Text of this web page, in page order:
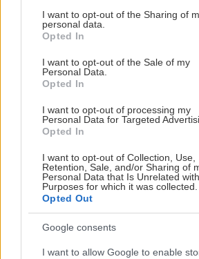
not limited to your visit or usage
grant or deny consent to Google and its
use your data for below specified
consent section.
I want to opt-out of the Sharing of
personal data.
Opted In
I want to opt-out of the Sale of my
Personal Data.
Opted In
I want to opt-out of processing my
Personal Data for Targeted
Opted In
I want to opt-out of Collection, Use,
Retention, Sale, and/or Sharing of
Personal Data that Is Unrelated
Purposes for which it was collected.
Opted Out
Google consents
I want to allow Google to enable